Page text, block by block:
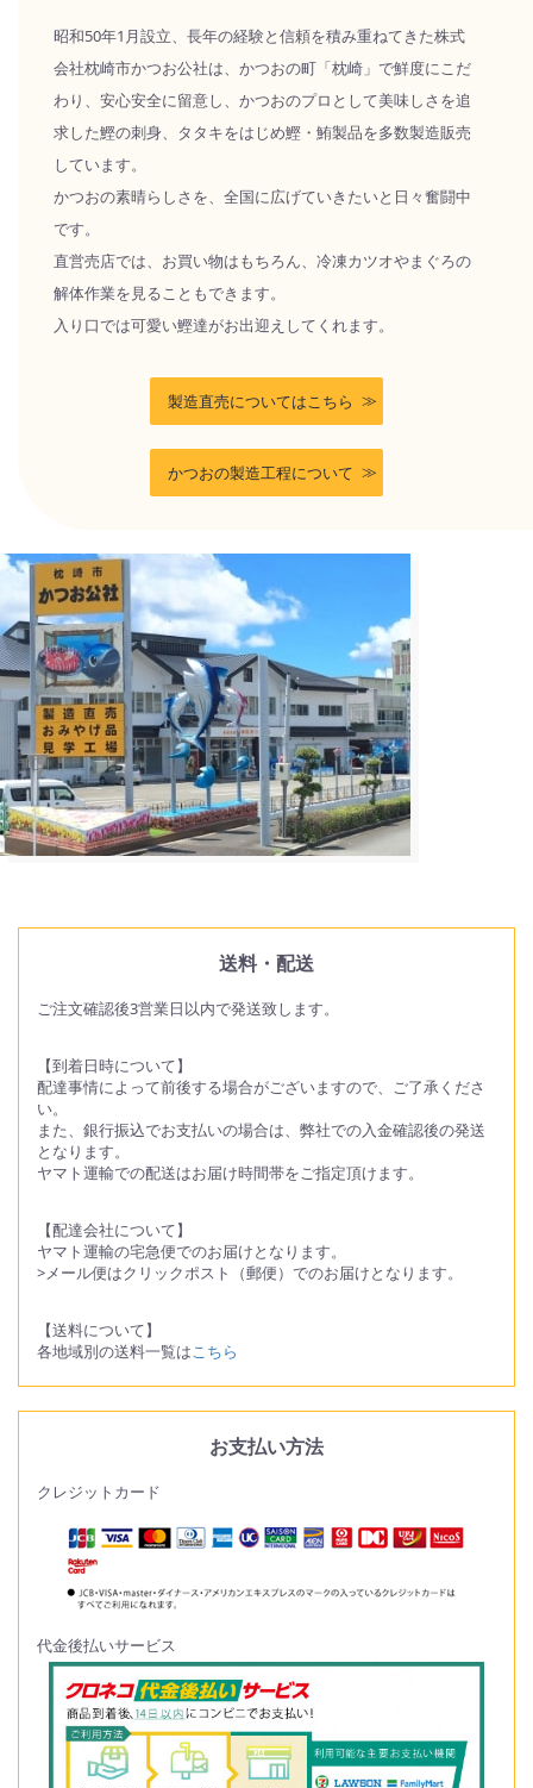
昭和50年1月設立、長年の経験と信頼を積み重ねてきた株式
会社枕崎市かつお公社は、かつおの町「枕崎」で鮮度にこだ
わり、安心安全に留意し、かつおのプロとして美味しさを追
求した鰹の刺身、タタキをはじめ鰹・鮪製品を多数製造販売
しています。
かつおの素晴らしさを、全国に広げていきたいと日々奮闘中
です。
直営売店では、お買い物はもちろん、冷凍カツオやまぐろの
解体作業を見ることもできます。
入り口では可愛い鰹達がお出迎えしてくれます。
製造直売についてはこちら
かつおの製造工程について
送料・配送
ご注文確認後3営業日以内で発送致します。
【到着日時について】
配達事情によって前後する場合がございますので、ご了承くださ
い。
また、銀行振込でお支払いの場合は、弊社での入金確認後の発送
となります。
ヤマト運輸での配送はお届け時間帯をご指定頂けます。
【配達会社について】
ヤマト運輸の宅急便でのお届けとなります。
>メール便はクリックポスト（郵便）でのお届けとなります。
【送料について】
各地域別の送料一覧はこちら
お支払い方法
クレジットカード
代金後払いサービス